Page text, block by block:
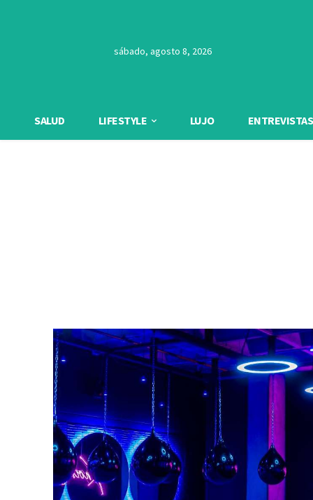
sábado, agosto 8, 2026
SALUD LIFESTYLE LUJO ENTREVISTAS